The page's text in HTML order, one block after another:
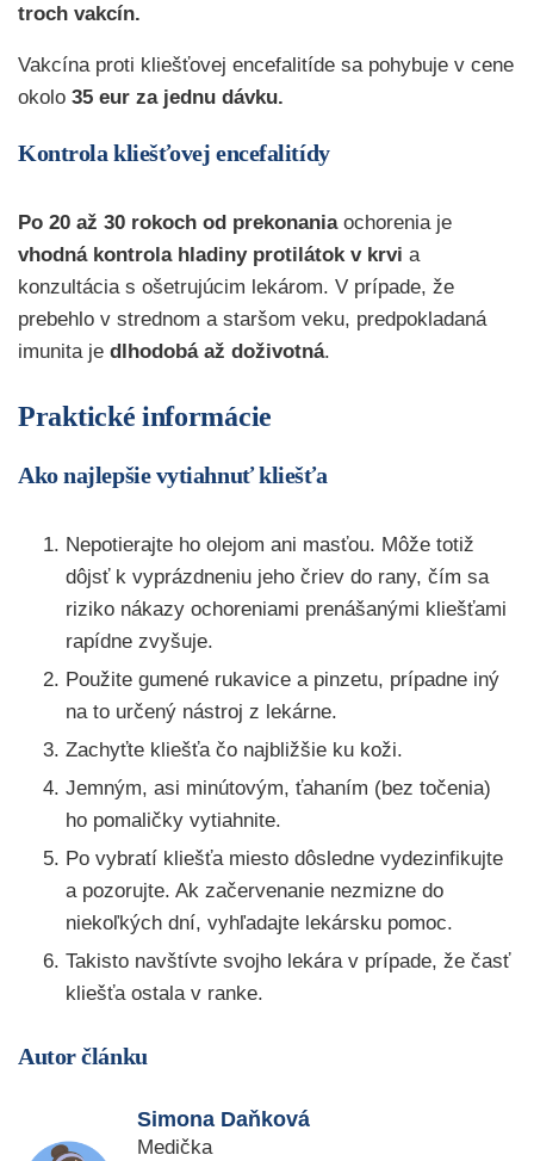
troch vakcín.
Vakcína proti kliešťovej encefalitíde sa pohybuje v cene
okolo 35 eur za jednu dávku.
Kontrola kliešťovej encefalitídy
Po 20 až 30 rokoch od prekonania ochorenia je
vhodná kontrola hladiny protilátok v krvi a
konzultácia s ošetrujúcim lekárom. V prípade, že
prebehlo v strednom a staršom veku, predpokladaná
imunita je dlhodobá až doživotná.
Praktické informácie
Ako najlepšie vytiahnuť kliešťa
Nepotierajte ho olejom ani masťou. Môže totiž
dôjsť k vyprázdneniu jeho čriev do rany, čím sa
riziko nákazy ochoreniami prenášanými kliešťami
rapídne zvyšuje.
Použite gumené rukavice a pinzetu, prípadne iný
na to určený nástroj z lekárne.
Zachyťte kliešťa čo najbližšie ku koži.
Jemným, asi minútovým, ťahaním (bez točenia)
ho pomaličky vytiahnite.
Po vybratí kliešťa miesto dôsledne vydezinfikujte
a pozorujte. Ak začervenanie nezmizne do
niekoľkých dní, vyhľadajte lekársku pomoc.
Takisto navštívte svojho lekára v prípade, že časť
kliešťa ostala v ranke.
Autor článku
Simona Daňková
Medička